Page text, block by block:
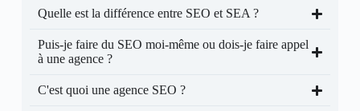
Quelle est la différence entre SEO et SEA ?
Puis-je faire du SEO moi-même ou dois-je faire appel
à une agence ?
C'est quoi une agence SEO ?